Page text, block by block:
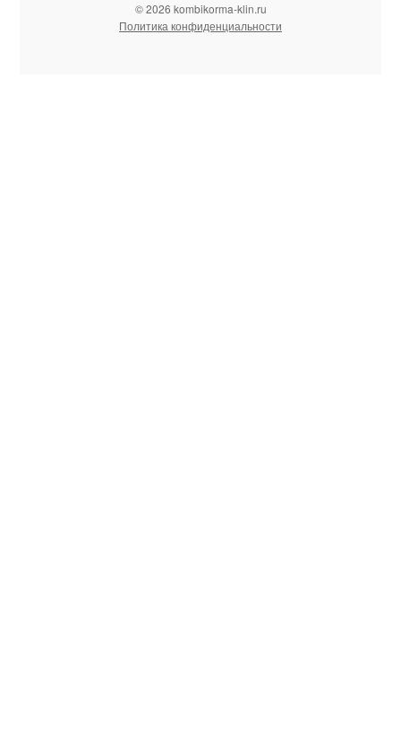
© 2026 kombikorma-klin.ru
Политика конфиденциальности